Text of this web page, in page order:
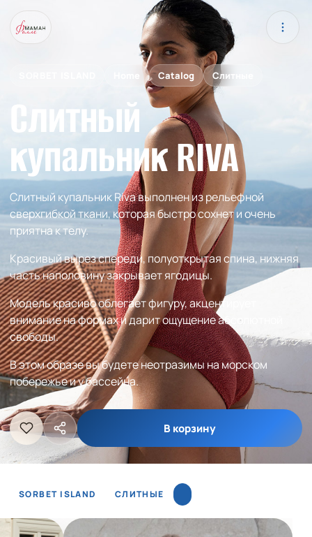
Catalog Слитные
Слитный
купальник RIVA
Слитный купальник Riva выполнен из рельефной
сверхгибкой ткани, которая быстро сохнет и очень
приятна к телу.
Красивый вырез спереди, полуоткрытая спина, нижняя
часть наполовину закрывает ягодицы.
Модель красиво облегает фигуру, акцентирует
внимание на формах и дарит ощущение абсолютной
свободы.
В этом образе вы будете неотразимы на морском
побережье и у бассейна.
В корзину
SORBET ISLAND СЛИТНЫЕ